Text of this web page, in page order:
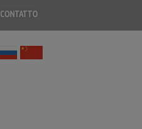
CONTATTO